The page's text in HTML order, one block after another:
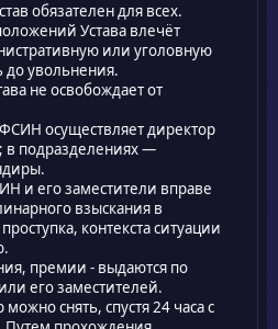
обязателен для всех.
Устава влечёт
или уголовную
до увольнения.
не освобождает от
осуществляет директор
в подразделениях —
и его заместители вправе
взыскания в
контекста ситуации
премии - выдаются по
его заместителей.
снять, спустя 24 часа с